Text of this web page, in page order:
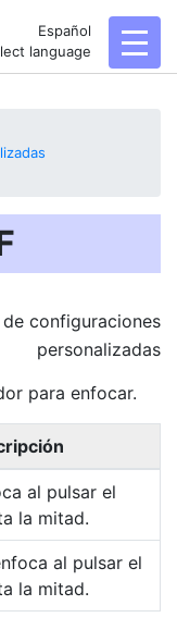
Español
language
de configuraciones
personalizadas
para enfocar.
al pulsar el
la mitad.
al pulsar el
la mitad.